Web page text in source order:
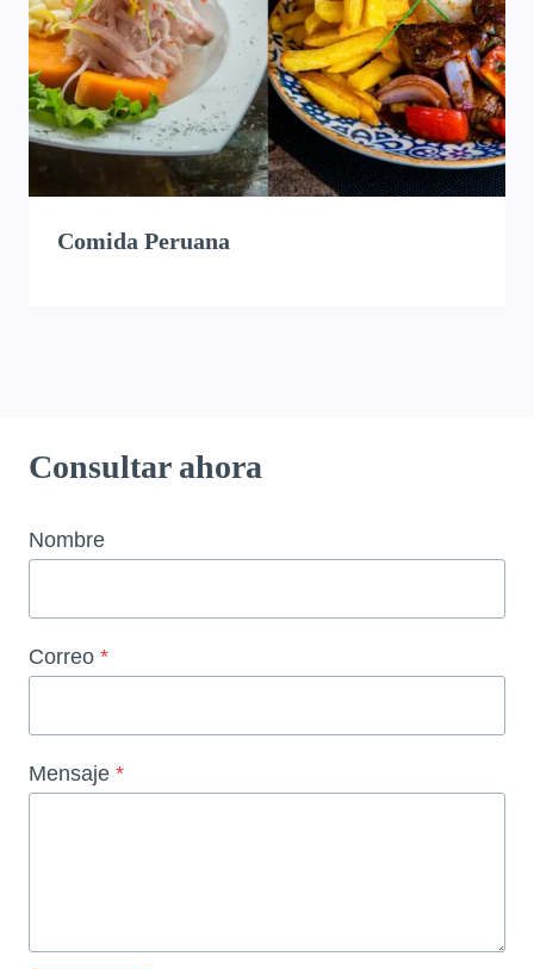
Comida Peruana
Consultar ahora
Nombre
Correo *
Mensaje *